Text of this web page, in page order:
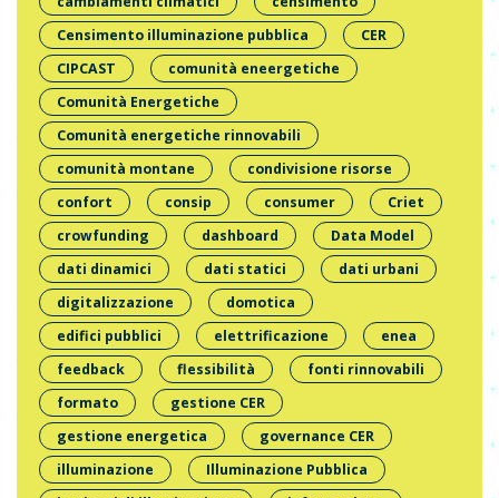
Censimento illuminazione pubblica
CER
CIPCAST
comunità eneergetiche
Comunità Energetiche
Comunità energetiche rinnovabili
comunità montane
condivisione risorse
confort
consip consumer
Criet
crowfunding
dashboard
Data Model
dati dinamici
dati statici
dati urbani
digitalizzazione
domotica
edifici pubblici
elettrificazione
enea
feedback
flessibilità
fonti rinnovabili
formato
gestione CER
gestione energetica
governance CER
illuminazione
Illuminazione Pubblica